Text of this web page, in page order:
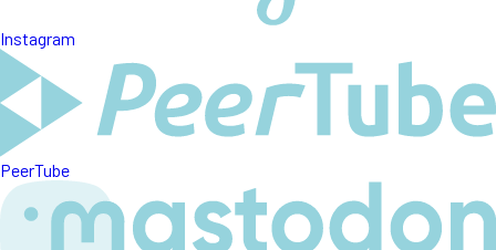
Instagram
PeerTube